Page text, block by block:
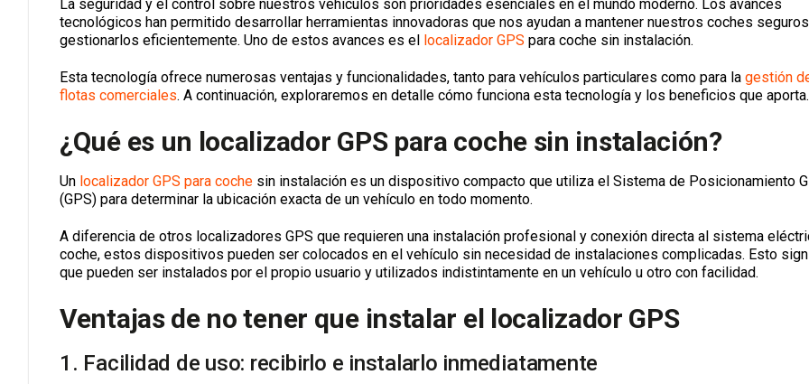
La seguridad y el control sobre nuestros vehículos son prioridades esenciales en el mundo moderno. Los avances
tecnológicos han permitido desarrollar herramientas innovadoras que nos ayudan a mantener nuestros coches
gestionarlos eficientemente. Uno de estos avances es el
localizador GPS para coche sin instalación.
Esta tecnología ofrece numerosas ventajas y funcionalidades, tanto para vehículos particulares como para la gestión
flotas comerciales. A continuación, exploraremos en detalle cómo funciona esta tecnología y los beneficios que aporta.
¿Qué es un localizador GPS para coche sin instalación?
Un localizador GPS para coche sin instalación es un dispositivo compacto que utiliza el Sistema de Posicionamiento
(GPS) para determinar la ubicación exacta de un vehículo en todo momento.
A diferencia de otros localizadores GPS que requieren una instalación profesional y conexión directa al sistema
coche, estos dispositivos pueden ser colocados en el vehículo sin necesidad de instalaciones complicadas. Esto
que pueden ser instalados por el propio usuario y utilizados indistintamente en un vehículo u otro con facilidad.
Ventajas de no tener que instalar el localizador GPS
1. Facilidad de uso: recibirlo e instalarlo inmediatamente